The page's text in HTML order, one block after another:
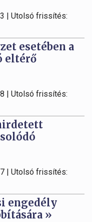
| Utolsó frissítés:
esetében a
eltérő
| Utolsó frissítés:
| Utolsó frissítés:
engedély
»